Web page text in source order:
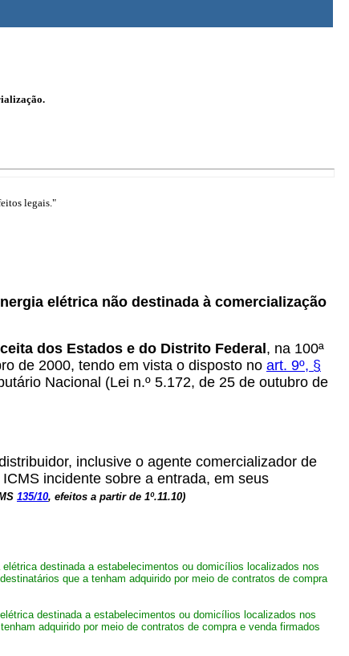
legais."
elétrica não destinada à comercialização
dos Estados e do Distrito Federal , na 100ª
de 2000, tendo em vista o disposto no art. 9º, §
Nacional (Lei n.º 5.172, de 25 de outubro de
inclusive o agente comercializador de
incidente sobre a entrada, em seus
135/10, efeitos a partir de 1º.11.10)
destinada a estabelecimentos ou domicílios localizados nos
que a tenham adquirido por meio de contratos de compra
destinada a estabelecimentos ou domicílios localizados nos
adquirido por meio de contratos de compra e venda firmados